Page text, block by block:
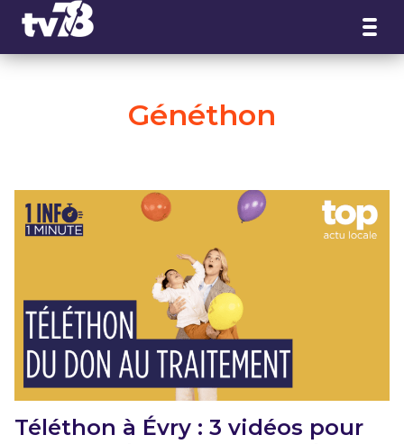
Généthon
Téléthon à Évry : 3 vidéos pour
Panneau de gestion des cookies